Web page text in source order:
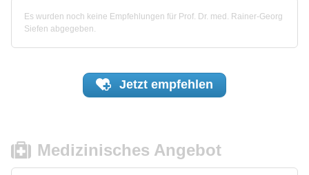
Es wurden noch keine Empfehlungen für Prof. Dr. med. Rainer-Georg
Siefen abgegeben.
Jetzt empfehlen
Medizinisches Angebot